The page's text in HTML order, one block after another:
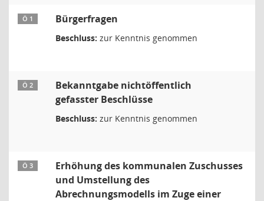
Ö 1 Bürgerfragen
Beschluss: zur Kenntnis genommen
Ö 2
Bekanntgabe nichtöffentlich
gefasster Beschlüsse
Beschluss: zur Kenntnis genommen
Ö 3
Erhöhung des kommunalen Zuschusses
und Umstellung des
Abrechnungsmodells im Zuge einer